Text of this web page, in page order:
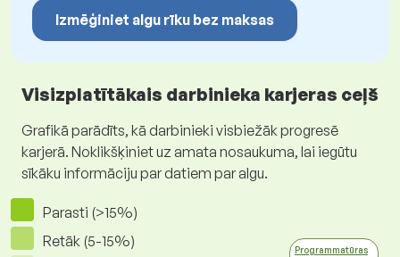
Izmēģiniet algu rīku bez maksas
Visizplatītākais darbinieka karjeras ceļš
Grafikā parādīts, kā darbinieki visbiežāk progresē
karjerā. Noklikšķiniet uz amata nosaukuma, lai iegūtu
sīkāku informāciju par datiem par algu.
Parasti (>15%)
Retāk (5-15%)
Programmatūras